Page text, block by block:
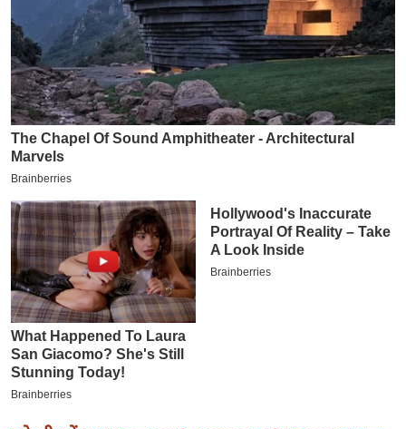
L
2
0
2
6
क्रा
इ
म
ई
-
पे
प
र
मि
सा